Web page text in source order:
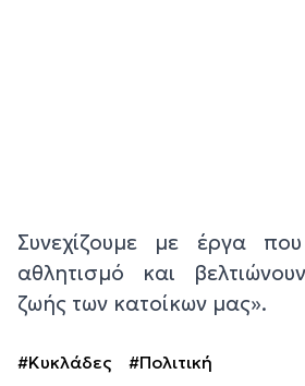
Συνεχίζουμε με έργα
αθλητισμό και
ζωής των κατοίκων μας».
#Κυκλάδες #Πολιτική